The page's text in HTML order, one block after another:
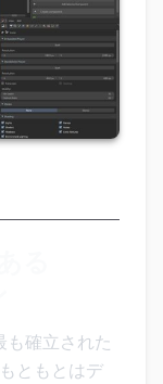
も確立された
ともとはデ